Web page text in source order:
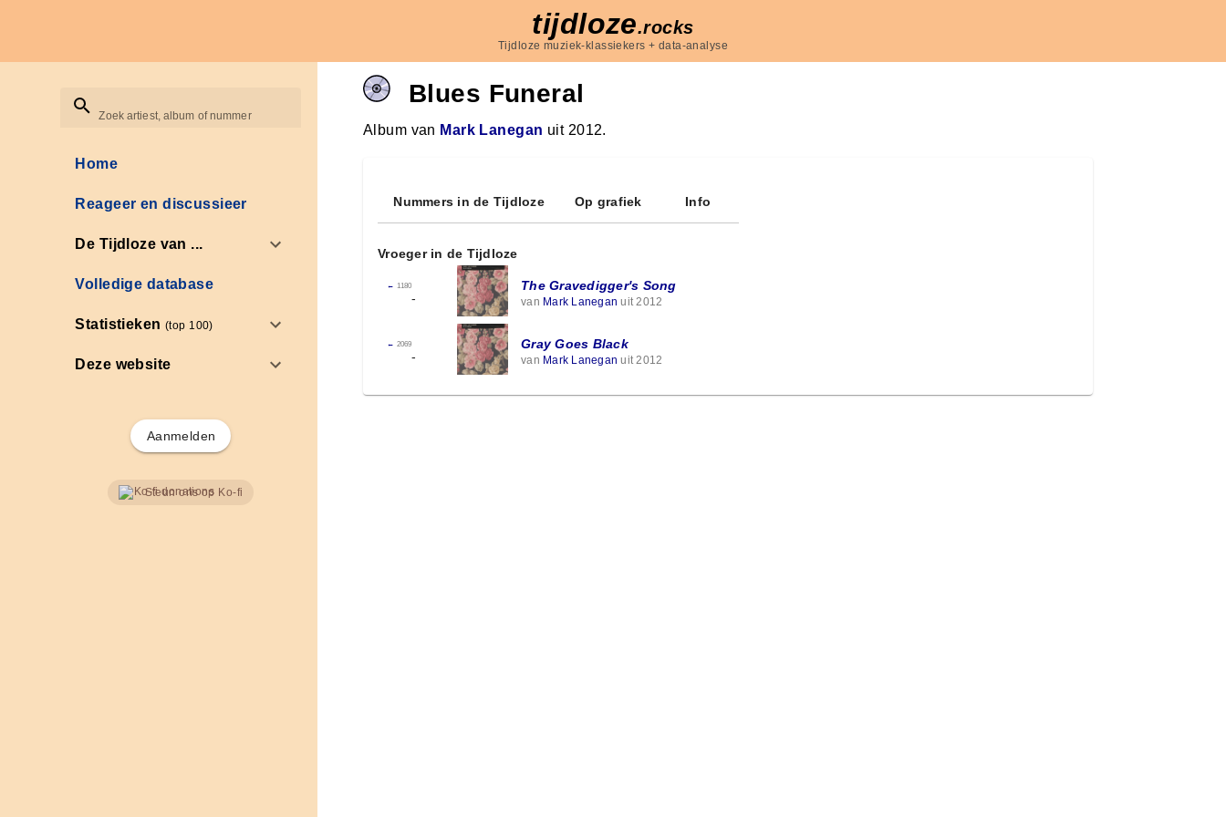
tijdloze.rocks
Tijdloze muziek-klassiekers + data-analyse
Zoek artiest, album of nummer
Home
Reageer en discussieer
De Tijdloze van ...
Volledige database
Statistieken(top 100)
Deze website
Aanmelden
Steun ons op Ko-fi
Blues Funeral
Album van Mark Lanegan uit 2012.
Nummers in de Tijdloze Op grafiek Info
Vroeger in de Tijdloze
← 1180
-
The Gravedigger's Song
van Mark Lanegan uit 2012
← 2069
-
Gray Goes Black
van Mark Lanegan uit 2012